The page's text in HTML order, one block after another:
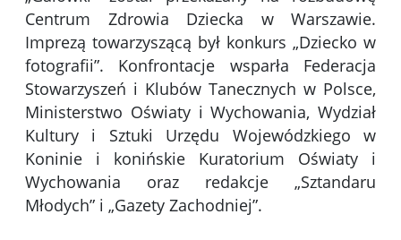
Centrum Zdrowia Dziecka w Warszawie.
Imprezą towarzyszącą był konkurs „Dziecko w
fotografii”. Konfrontacje wsparła Federacja
Stowarzyszeń i Klubów Tanecznych w Polsce,
Ministerstwo Oświaty i Wychowania, Wydział
Kultury i Sztuki Urzędu Wojewódzkiego w
Koninie i konińskie Kuratorium Oświaty i
Wychowania oraz redakcje „Sztandaru
Młodych” i „Gazety Zachodniej”.